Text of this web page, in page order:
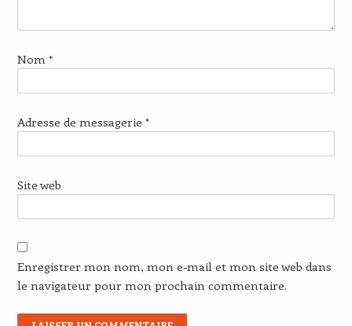
Nom *
Adresse de messagerie *
Site web
Enregistrer mon nom, mon e-mail et mon site web dans
le navigateur pour mon prochain commentaire.